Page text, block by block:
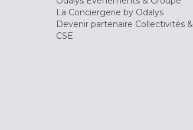
La Conciergerie by Odalys
Devenir partenaire Collectivités &
CSE